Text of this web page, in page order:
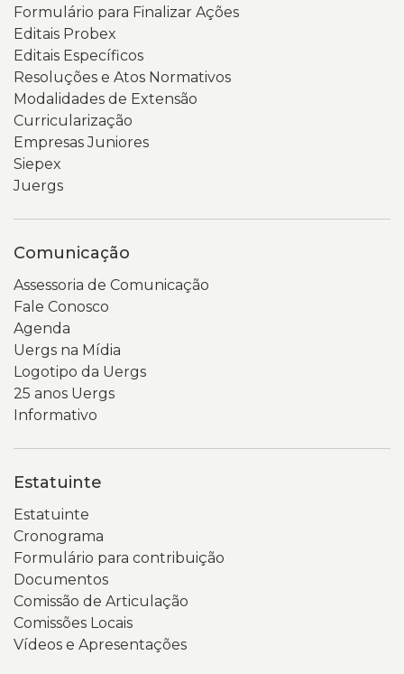
Formulário para Finalizar Ações
Editais Probex
Editais Específicos
Resoluções e Atos Normativos
Modalidades de Extensão
Curricularização
Empresas Juniores
Siepex
Juergs
Comunicação
Assessoria de Comunicação
Fale Conosco
Agenda
Uergs na Mídia
Logotipo da Uergs
25 anos Uergs
Informativo
Estatuinte
Estatuinte
Cronograma
Formulário para contribuição
Documentos
Comissão de Articulação
Comissões Locais
Vídeos e Apresentações